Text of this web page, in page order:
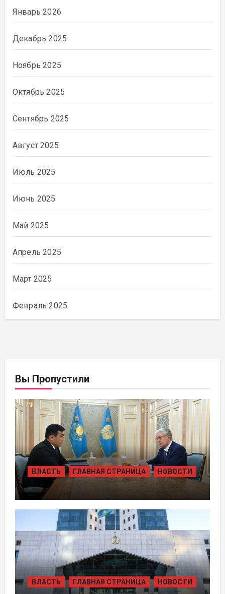
Январь 2026
Декабрь 2025
Ноябрь 2025
Октябрь 2025
Сентябрь 2025
Август 2025
Июль 2025
Июнь 2025
Май 2025
Апрель 2025
Март 2025
Февраль 2025
Вы Пропустили
ВЛАСТЬ ГЛАВНАЯ СТРАНИЦА НОВОСТИ
ПРЕЗИДЕНТ ПРИНЯЛ ПРЕДСЕДАТЕЛЯ
ПРАВЛЕНИЯ ХОЛДИНГА «БАЙТЕРЕК»
ВЛАСТЬ ГЛАВНАЯ СТРАНИЦА НОВОСТИ